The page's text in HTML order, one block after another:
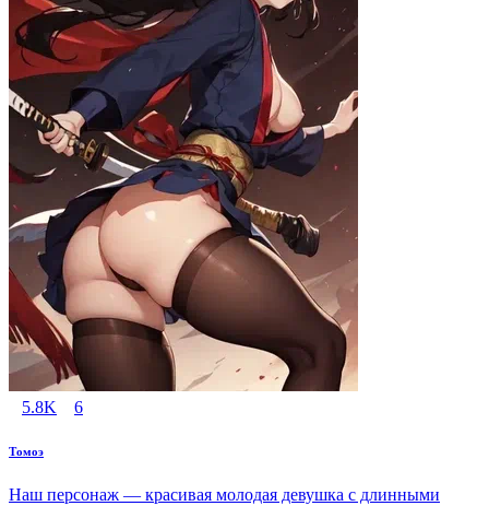
5.8K 6
Томоэ
Наш персонаж — красивая молодая девушка с длинными